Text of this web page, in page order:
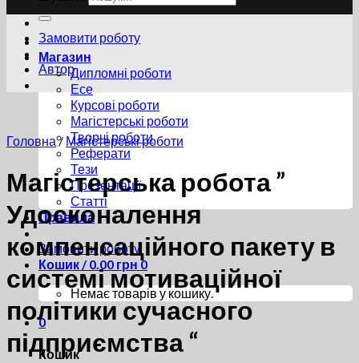
Магазин
Дипломні роботи
Есе
Курсові роботи
Магістерські роботи
Творчі роботи
Реферати
Тези
Презентації
Статті
Правила
Замовити роботу
Кошик /0.00 грн 0
Немає товарів у кошику.
0
Кошик
Замовити роботу
Автор
Головна / Магістерські роботи
Магістерська робота ”
Удосконалення
компенсаційного пакету в
системі мотиваційної
політики сучасного
підприємства “